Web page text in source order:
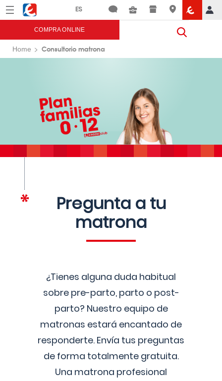
Menú Eroski
COMPRA ONLINE
Home Consultorio matrona
Pregunta a tu
matrona
¿Tienes alguna duda habitual
sobre pre-parto, parto o post-
parto? Nuestro equipo de
matronas estará encantado de
responderte. Envía tus preguntas
de forma totalmente gratuita.
Una matrona profesional